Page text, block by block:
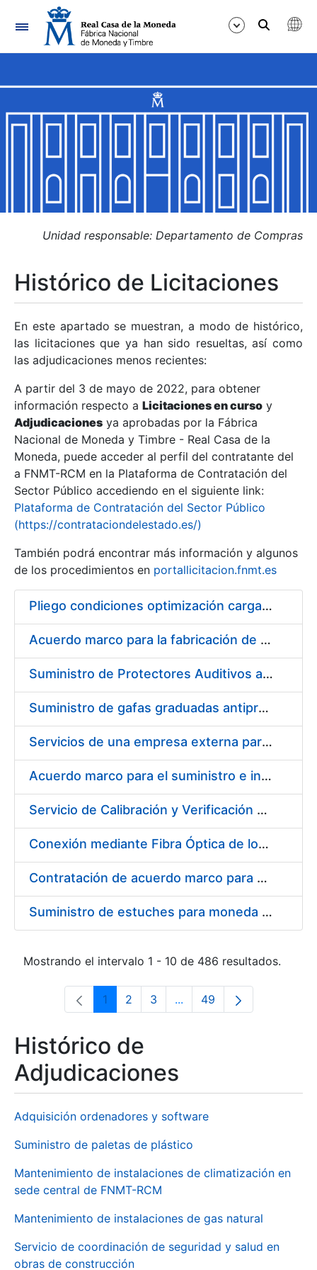
Navegación
Mostrar/Ocultar
Mostrar/Ocultar
Mostrar/Ocultar
Mostrar/Ocultar
Mostrar/Ocultar
Mostrar/Ocultar
Unidad responsable: Departamento de Compras
Histórico de Licitaciones
En este apartado se muestran, a modo de histórico,
las licitaciones que ya han sido resueltas, así como
las adjudicaciones menos recientes:
A partir del 3 de mayo de 2022, para obtener
información respecto a Licitaciones en curso y
Adjudicaciones ya aprobadas por la Fábrica
Nacional de Moneda y Timbre - Real Casa de la
Moneda, puede acceder al perfil del contratante del
a FNMT-RCM en la Plataforma de Contratación del
Sector Público accediendo en el siguiente link:
Plataforma de Contratación del Sector Público
(https://contrataciondelestado.es/)
También podrá encontrar más información y algunos
de los procedimientos en portallicitacion.fnmt.es
Pliego condiciones optimización cargas compras firmado
Acuerdo marco para la fabricación de piezas
Suministro de Protectores Auditivos a medida para las personas trabajadoras de los Centros de Trabajo de Madrid y Burgos
Suministro de gafas graduadas antiproyecciones para los trabajadores de la FNMT-RCM en los centros de trabajo de Madrid y Burgos
Servicios de una empresa externa para el asesoramiento y resolución de los recursos de alzada que se presentan relacionados con procesos de selección para la FNMT-RCM
Acuerdo marco para el suministro e instalación de persianas, estores y otros complementos
Servicio de Calibración y Verificación Externa de los Equipos de Medición del Servicio de Prevención de la FNMT-RCM
Conexión mediante Fibra Óptica de los Centros de Proceso de Datos (CPDs) de las sedes de la FNMT-RCM de Burgos y Madrid
Contratación de acuerdo marco para el Suministro de Material de Electricidad para la Fábrica Nacional de Moneda y Timbre-Real Casa de la Moneda en su centro de trabajo de Burgos
Suministro de estuches para moneda de 30 €
Mostrando el intervalo 1 - 10 de 486 resultados.
Página
1 Página
2 Página
3 ...Páginas intermedias Use
Página
49
Histórico de
Adjudicaciones
Adquisición ordenadores y software
Suministro de paletas de plástico
Mantenimiento de instalaciones de climatización en
sede central de FNMT-RCM
Mantenimiento de instalaciones de gas natural
Servicio de coordinación de seguridad y salud en
obras de construcción